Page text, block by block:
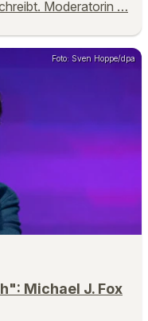
Moderatorin …
Foto: Sven Hoppe/dpa
Michael J. Fox